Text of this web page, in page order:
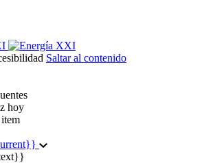
Saltar al contenido
hoy
item